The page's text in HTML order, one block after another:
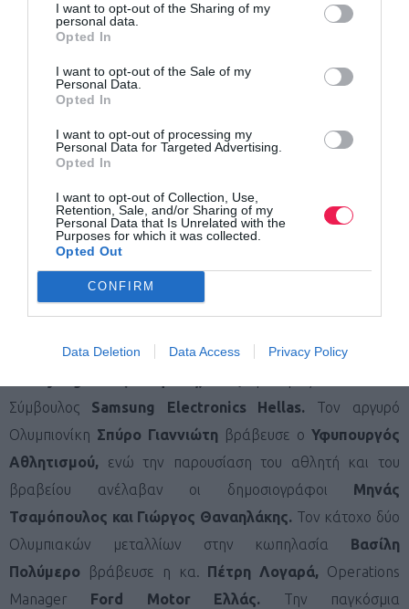
I want to opt-out of the Sharing of my
personal data.
Opted In
I want to opt-out of the Sale of my
Personal Data.
Opted In
I want to opt-out of processing my
Personal Data for Targeted Advertising.
Opted In
I want to opt-out of Collection, Use,
Retention, Sale, and/or Sharing of my
Personal Data that Is Unrelated with the
Purposes for which it was collected.
Opted Out
CONFIRM
Data Deletion Data Access Privacy Policy
Αθλητισμού, κ. Λευτέρη Αυγενάκη,
η Qatar Airways
Συγκεκριμένα ο κορυφαίος Έλληνας hall of famer
Γκάληςβραβεύτηκε για την προσφορά του στον αθλητισμό
από την κα. Κωστάντζα Σμπώκου Κωνσταντακοπούλου
εκ μέρους της ΤΕΜΕΣ
Τερέζα ΣίσελCountry Manager Greece & Cyprus της
Qatar Airways.
Τον Ελληνοαμερικανό
υπεραμαραθωνοδρόμο και πρεσβευτή της διοργάνωσης
Κωνσταντίνο Καρνάζη βράβευσε ο
πρωταθλητή του boccia
Γρηγόρη Πολυχρονίδηβράβευσε
Σύμβουλος Samsung Electronics Hellas. Τον αργυρό
Ολυμπιονίκη Σπύρο Γιαννιώτη βράβευσε o Υφυπουργός
Αθλητισμού, ενώ την παρουσίαση του αθλητή και του
βραβείου ανέλαβαν οι δημοσιογράφοι Μηνάς
Τσαμόπουλος και Γιώργος Θαναηλάκης. Τον κάτοχο δύο
Ολυμπιακών μεταλλίων στην κωπηλασία
Βασίλη
Πολύμερο
βράβευσε η κα. Πέτρη Λογαρά, Operations
Manager
Ford Motor Ελλάς. Την παγκόσμια